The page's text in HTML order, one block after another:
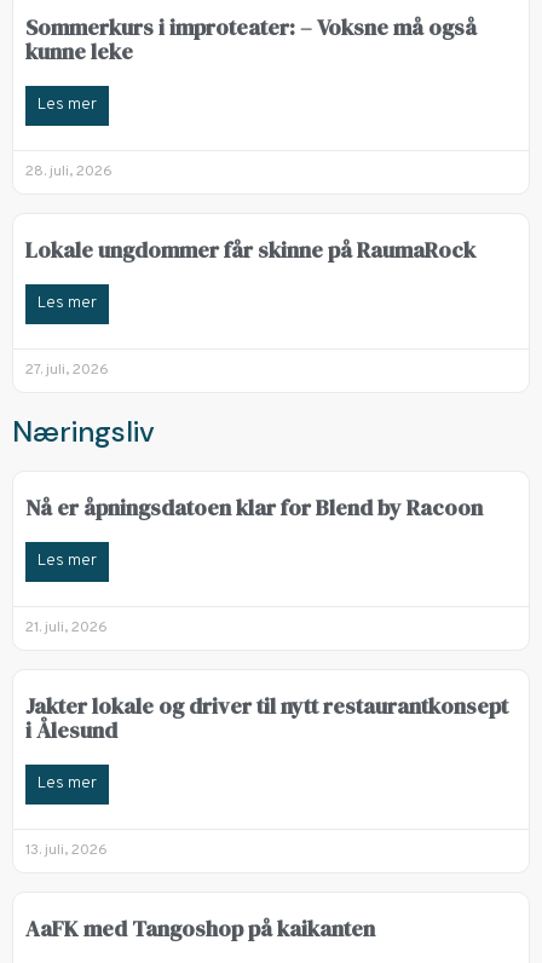
Sommerkurs i improteater: – Voksne må også
kunne leke
Les mer
28. juli, 2026
Lokale ungdommer får skinne på RaumaRock
Les mer
27. juli, 2026
Næringsliv
Nå er åpningsdatoen klar for Blend by Racoon
Les mer
21. juli, 2026
Jakter lokale og driver til nytt restaurantkonsept
i Ålesund
Les mer
13. juli, 2026
AaFK med Tangoshop på kaikanten